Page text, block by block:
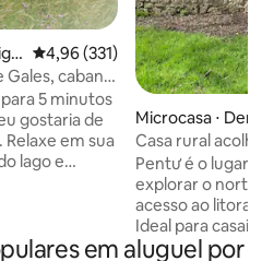
4,96 de uma avaliação média de
4,96 (331)
Gales, cabana
5 minutos
gostaria de
em sua
lago e
Microcasa ⋅
Casa rural
incrível
Pentư é o lugar
explorar o norte
acesso ao litoral
Ideal para casais,
bebês pequenos
em aluguel por